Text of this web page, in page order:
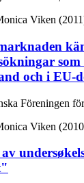
Viken
som
och i EU-
Föreningen
Viken